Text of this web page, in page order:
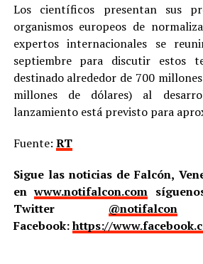
Los científicos presentan sus
organismos europeos de
expertos internacionales se
septiembre para discutir estos
destinado alrededor de 700
millones de dólares) al
lanzamiento está previsto para
Fuente: RT
Sigue las noticias de Falcón,
enwww.notifalcon.com
Twitter @notifalcon
Facebook:https://